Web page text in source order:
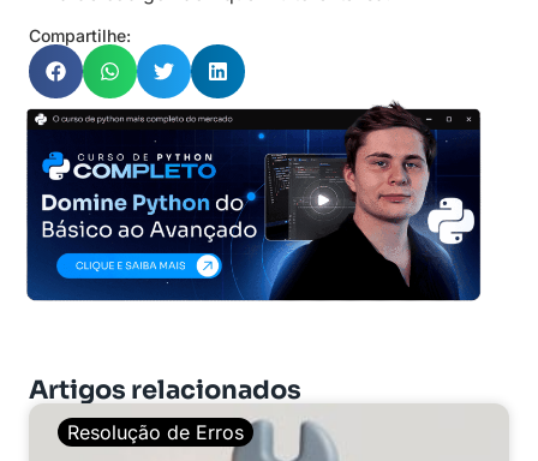
Compartilhe:
Artigos relacionados
Resolução de Erros